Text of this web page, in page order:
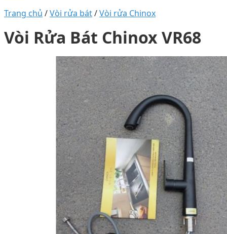
Trang chủ /Vòi rửa bát/Vòi rửa Chinox
Vòi Rửa Bát Chinox VR68